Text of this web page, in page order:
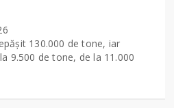
130.000 de tone, iar
9.500 de tone, de la 11.000